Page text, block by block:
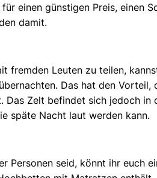
einen günstigen Preis, einen
damit.
fremden Leuten zu teilen,
Das hat den Vorteil,
Das Zelt befindet sich jedoch in
späte Nacht laut werden kann.
Personen seid, könnt ihr euch